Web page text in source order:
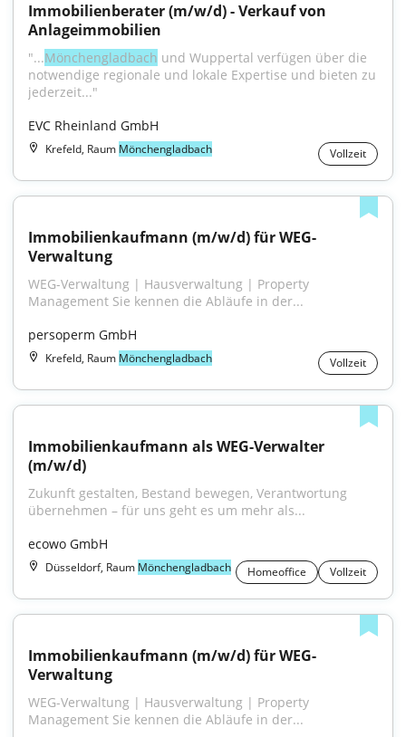
Immobilienberater (m/w/d) - Verkauf von
Anlageimmobilien
"...Mönchengladbach und Wuppertal verfügen über die
notwendige regionale und lokale Expertise und bieten zu
jederzeit..."
EVC Rheinland GmbH
Krefeld, Raum Mönchengladbach Vollzeit
Immobilienkaufmann (m/w/d) für WEG-
Verwaltung
WEG-Verwaltung | Hausverwaltung | Property
Management Sie kennen die Abläufe in der...
persoperm GmbH
Krefeld, Raum Mönchengladbach Vollzeit
Immobilienkaufmann als WEG-Verwalter
(m/w/d)
Zukunft gestalten, Bestand bewegen, Verantwortung
übernehmen – für uns geht es um mehr als...
ecowo GmbH
Düsseldorf, Raum Mönchengladbach Homeoffice Vollzeit
Immobilienkaufmann (m/w/d) für WEG-
Verwaltung
WEG-Verwaltung | Hausverwaltung | Property
Management Sie kennen die Abläufe in der...